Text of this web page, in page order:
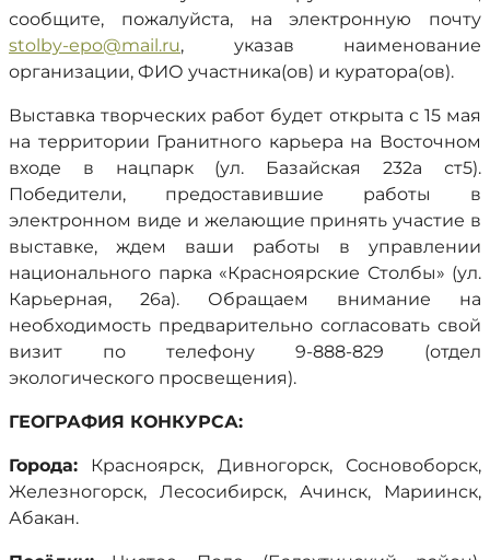
сообщите, пожалуйста, на электронную почту
stolby-epo@mail.ru, указав наименование
организации, ФИО участника(ов) и куратора(ов).
Выставка творческих работ будет открыта с 15 мая
на территории Гранитного карьера на Восточном
входе в нацпарк (ул. Базайская 232а ст5).
Победители, предоставившие работы в
электронном виде и желающие принять участие в
выставке, ждем ваши работы в управлении
национального парка «Красноярские Столбы» (ул.
Карьерная, 26а). Обращаем внимание на
необходимость предварительно согласовать свой
визит по телефону 9-888-829 (отдел
экологического просвещения).
ГЕОГРАФИЯ КОНКУРСА:
Города: Красноярск, Дивногорск, Сосновоборск,
Железногорск, Лесосибирск, Ачинск, Мариинск,
Абакан.